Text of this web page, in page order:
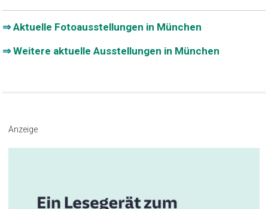
⇒Aktuelle Fotoausstellungen in München
⇒ Weitere aktuelle Ausstellungen in München
Beitragsnavigation
Anzeige